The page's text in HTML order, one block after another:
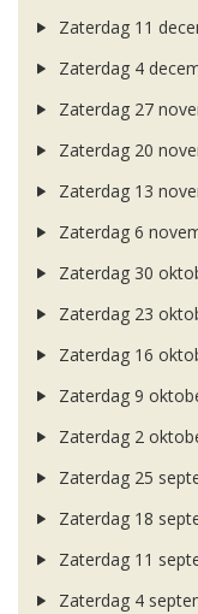
Zaterdag 11
Zaterdag 4
Zaterdag 27
Zaterdag 20
Zaterdag 13
Zaterdag 6
Zaterdag 30
Zaterdag 23
Zaterdag 16
Zaterdag 9
Zaterdag 2
Zaterdag 25
Zaterdag 18
Zaterdag 11
Zaterdag 4